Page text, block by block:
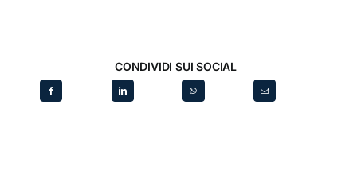
CONDIVIDI SUI SOCIAL